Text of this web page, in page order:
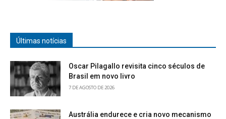
Últimas notícias
Oscar Pilagallo revisita cinco séculos de
Brasil em novo livro
7 DE AGOSTO DE 2026
Austrália endurece e cria novo mecanismo